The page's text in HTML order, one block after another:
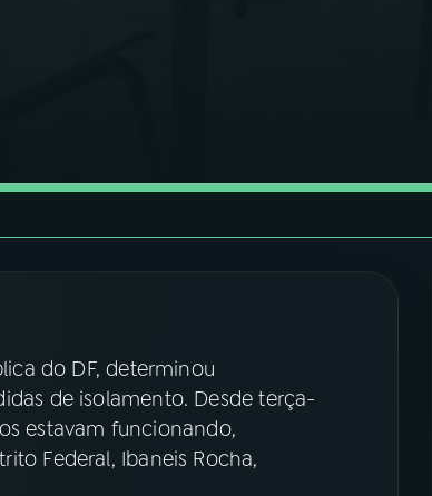
do DF, determinou
de isolamento. Desde terça-
estavam funcionando,
Federal, Ibaneis Rocha,